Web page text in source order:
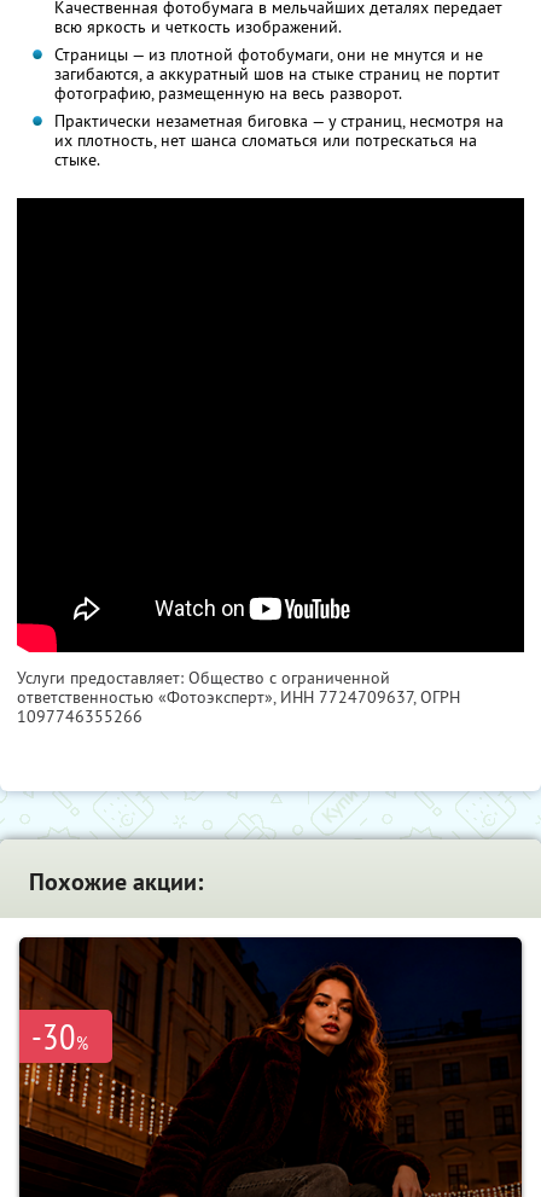
Качественная фотобумага в мельчайших деталях передает
всю яркость и четкость изображений.
Страницы — из плотной фотобумаги, они не мнутся и не
загибаются, а аккуратный шов на стыке страниц не портит
фотографию, размещенную на весь разворот.
Практически незаметная биговка — у страниц, несмотря на
их плотность, нет шанса сломаться или потрескаться на
стыке.
Услуги предоставляет: Общество с ограниченной
ответственностью «Фотоэксперт», ИНН 7724709637, ОГРН
1097746355266
Похожие акции:
-30%